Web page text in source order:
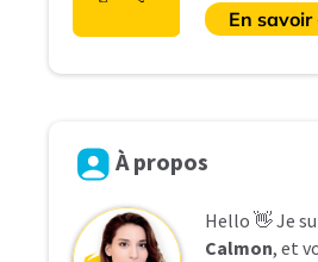
En savoir
À propos
Hello 👋 Je
Calmon, et